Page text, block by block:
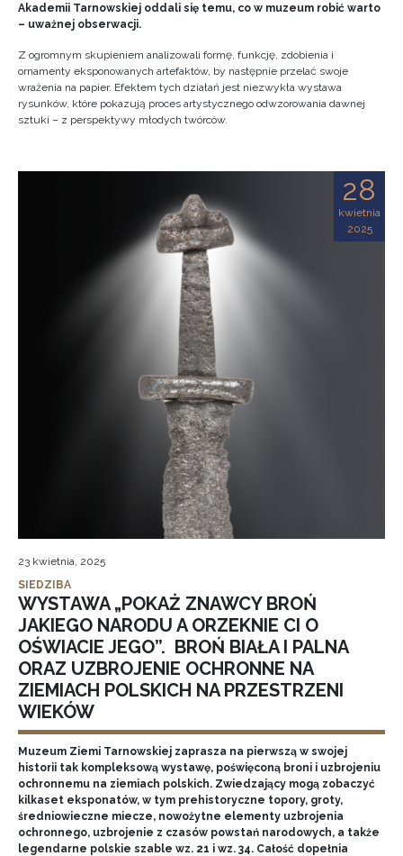
Akademii Tarnowskiej oddali się temu, co w muzeum robić warto
– uważnej obserwacji.
Z ogromnym skupieniem analizowali formę, funkcję, zdobienia i
ornamenty eksponowanych artefaktów, by następnie przelać swoje
wrażenia na papier. Efektem tych działań jest niezwykła wystawa
rysunków, które pokazują proces artystycznego odwzorowania dawnej
sztuki – z perspektywy młodych twórców.
28
kwietnia
2025
23 kwietnia, 2025
SIEDZIBA
WYSTAWA „POKAŻ ZNAWCY BROŃ
JAKIEGO NARODU A ORZEKNIE CI O
OŚWIACIE JEGO”. BROŃ BIAŁA I PALNA
ORAZ UZBROJENIE OCHRONNE NA
ZIEMIACH POLSKICH NA PRZESTRZENI
WIEKÓW
Muzeum Ziemi Tarnowskiej zaprasza na pierwszą w swojej
historii tak kompleksową wystawę, poświęconą broni i uzbrojeniu
ochronnemu na ziemiach polskich. Zwiedzający mogą zobaczyć
kilkaset eksponatów, w tym prehistoryczne topory, groty,
średniowieczne miecze, nowożytne elementy uzbrojenia
ochronnego, uzbrojenie z czasów powstań narodowych, a także
legendarne polskie szable wz. 21 i wz. 34. Całość dopełnia